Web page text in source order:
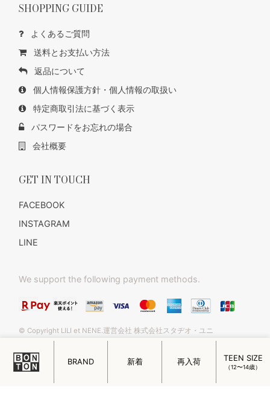
BRAND 新着 再入荷 TEEN SIZE
（12〜14歳）
SHOPPING GUIDE
よくあるご質問
送料とお支払い方法
返品について
個人情報保護方針・個人情報の取扱い
特定商取引法に基づく表示
パスワードをお忘れの場合
会社概要
GET IN TOUCH
FACEBOOK
INSTAGRAM
LINE
We support the following payment methods.
© Copyright LILI et NENE.運営会社 株式会社スタヂオ・ユニ